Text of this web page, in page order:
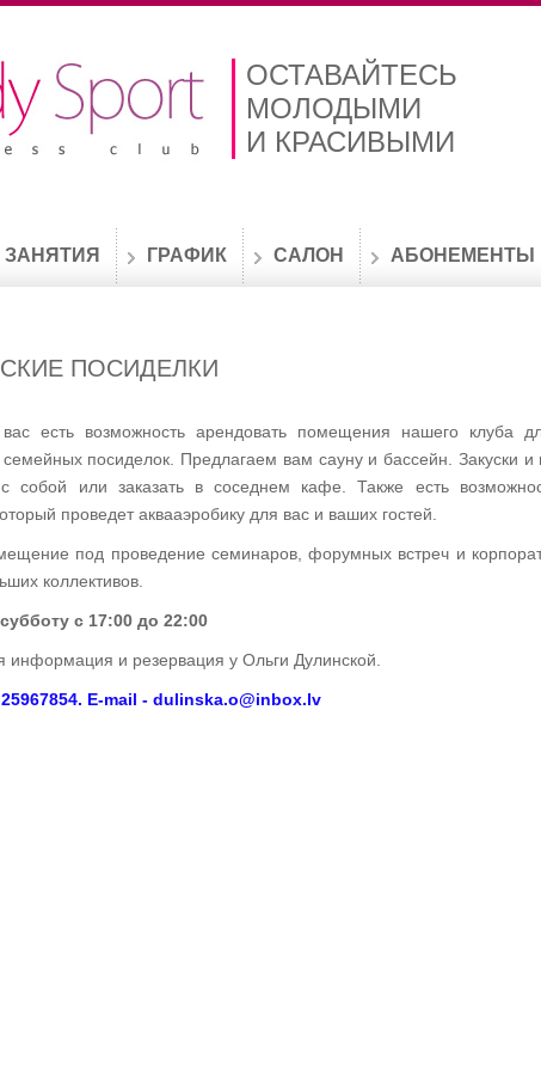
ОСТАВАЙТЕСЬ
МОЛОДЫМИ
И КРАСИВЫМИ
ЗАНЯТИЯ ГРАФИК САЛОН АБОНЕМЕНТЫ
ПОСИДЕЛКИ
есть возможность арендовать помещения нашего клуба
посиделок. Предлагаем вам сауну и бассейн. Закуски и
собой или заказать в соседнем кафе. Также есть
проведет аквааэробику для вас и ваших гостей.
под проведение семинаров, форумных встреч и
коллективов.
с 17:00 до 22:00
информация и резервация у Ольги Дулинской.
E-mail - dulinska.o@inbox.lv